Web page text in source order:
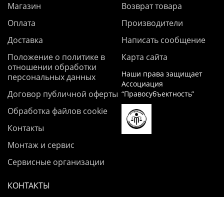
Магазин
Оплата
Доставка
Положение о политике в
отношении обработки
персональных данных
Договор публичной оферты
Обработка файлов cookie
Контакты
Монтаж и сервис
Сервисные организации
Возврат товара
Производители
Написать сообщение
Карта сайта
Наши права защищает
Ассоциация
“Правосубъектность”
КОНТАКТЫ